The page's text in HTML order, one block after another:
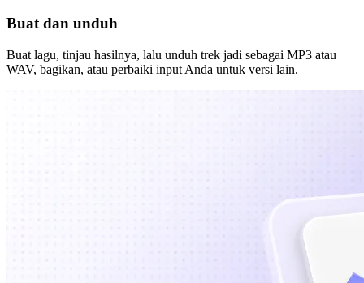
Buat dan unduh
Buat lagu, tinjau hasilnya, lalu unduh trek jadi sebagai MP3 atau
WAV, bagikan, atau perbaiki input Anda untuk versi lain.